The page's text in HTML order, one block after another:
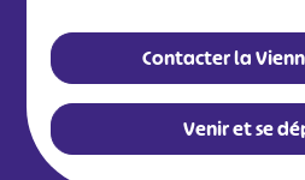
Contacter la
Venir et se